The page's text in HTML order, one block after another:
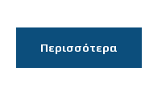
Περισσότερα